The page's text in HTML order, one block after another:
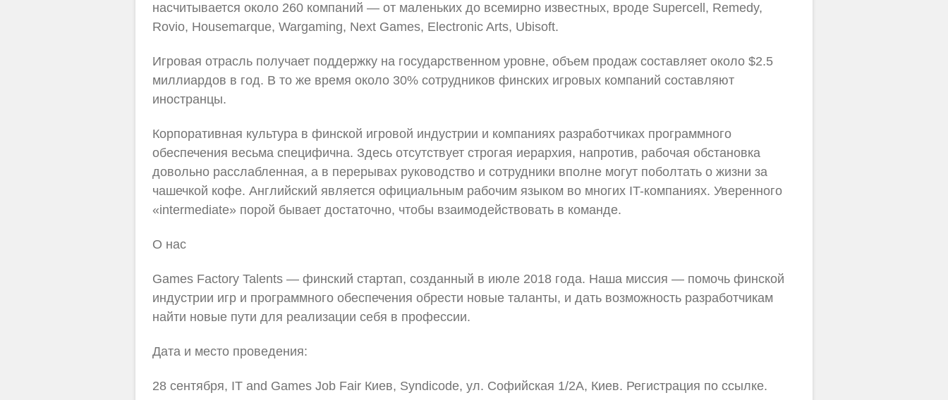
насчитывается около 260 компаний — от маленьких до всемирно известных, вроде Supercell, Remedy,
Rovio, Housemarque, Wargaming, Next Games, Electronic Arts, Ubisoft.
Игровая отрасль получает поддержку на государственном уровне, объем продаж составляет около $2.5
миллиардов в год. В то же время около 30% сотрудников финских игровых компаний составляют
иностранцы.
Корпоративная культура в финской игровой индустрии и компаниях разработчиках программного
обеспечения весьма специфична. Здесь отсутствует строгая иерархия, напротив, рабочая обстановка
довольно расслабленная, а в перерывах руководство и сотрудники вполне могут поболтать о жизни за
чашечкой кофе. Английский является официальным рабочим языком во многих IT-компаниях. Уверенного
«intermediate» порой бывает достаточно, чтобы взаимодействовать в команде.
О нас
Games Factory Talents — финский стартап, созданный в июле 2018 года. Наша миссия — помочь финской
индустрии игр и программного обеспечения обрести новые таланты, и дать возможность разработчикам
найти новые пути для реализации себя в профессии.
Дата и место проведения:
28 сентября, IT and Games Job Fair Киев, Syndicode, ул. Софийская 1/2А, Киев. Регистрация по ссылке.